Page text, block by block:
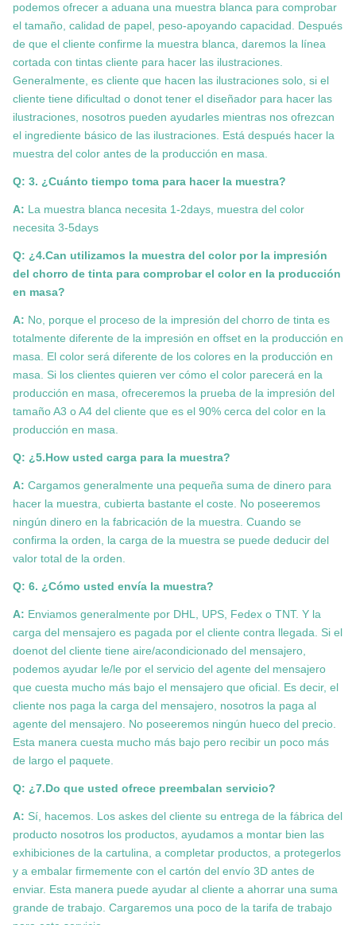
podemos ofrecer a aduana una muestra blanca para comprobar
el tamaño, calidad de papel, peso-apoyando capacidad. Después
de que el cliente confirme la muestra blanca, daremos la línea
cortada con tintas cliente para hacer las ilustraciones.
Generalmente, es cliente que hacen las ilustraciones solo, si el
cliente tiene dificultad o donot tener el diseñador para hacer las
ilustraciones, nosotros pueden ayudarles mientras nos ofrezcan
el ingrediente básico de las ilustraciones. Está después hacer la
muestra del color antes de la producción en masa.
Q: 3. ¿Cuánto tiempo toma para hacer la muestra?
A: La muestra blanca necesita 1-2days, muestra del color
necesita 3-5days
Q: ¿4.Can utilizamos la muestra del color por la impresión
del chorro de tinta para comprobar el color en la producción
en masa?
A: No, porque el proceso de la impresión del chorro de tinta es
totalmente diferente de la impresión en offset en la producción en
masa. El color será diferente de los colores en la producción en
masa. Si los clientes quieren ver cómo el color parecerá en la
producción en masa, ofreceremos la prueba de la impresión del
tamaño A3 o A4 del cliente que es el 90% cerca del color en la
producción en masa.
Q: ¿5.How usted carga para la muestra?
A: Cargamos generalmente una pequeña suma de dinero para
hacer la muestra, cubierta bastante el coste. No poseeremos
ningún dinero en la fabricación de la muestra. Cuando se
confirma la orden, la carga de la muestra se puede deducir del
valor total de la orden.
Q: 6. ¿Cómo usted envía la muestra?
A: Enviamos generalmente por DHL, UPS, Fedex o TNT. Y la
carga del mensajero es pagada por el cliente contra llegada. Si el
doenot del cliente tiene aire/acondicionado del mensajero,
podemos ayudar le/le por el servicio del agente del mensajero
que cuesta mucho más bajo el mensajero que oficial. Es decir, el
cliente nos paga la carga del mensajero, nosotros la paga al
agente del mensajero. No poseeremos ningún hueco del precio.
Esta manera cuesta mucho más bajo pero recibir un poco más
de largo el paquete.
Q: ¿7.Do que usted ofrece preembalan servicio?
A: Sí, hacemos. Los askes del cliente su entrega de la fábrica del
producto nosotros los productos, ayudamos a montar bien las
exhibiciones de la cartulina, a completar productos, a protegerlos
y a embalar firmemente con el cartón del envío 3D antes de
enviar. Esta manera puede ayudar al cliente a ahorrar una suma
grande de trabajo. Cargaremos una poco de la tarifa de trabajo